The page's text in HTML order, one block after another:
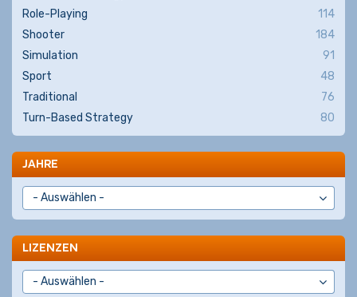
Role-Playing
114
Shooter
184
Simulation
91
Sport
48
Traditional
76
Turn-Based Strategy
80
JAHRE
LIZENZEN